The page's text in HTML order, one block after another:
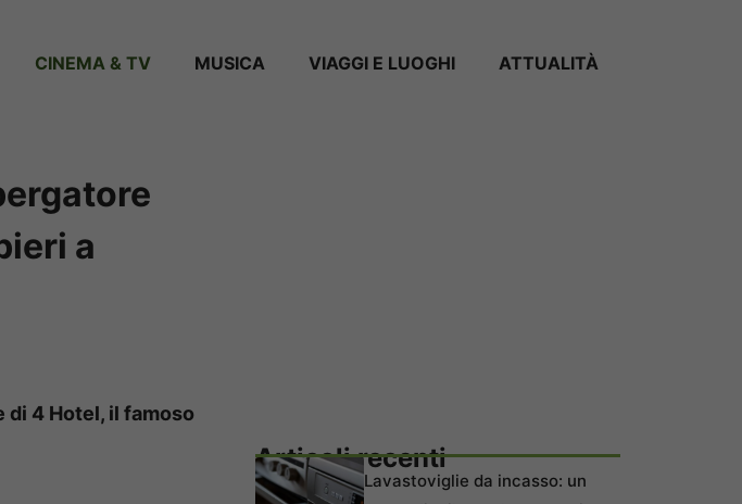
CINEMA & TV MUSICA VIAGGI E LUOGHI ATTUALITÀ
a
di 4 Hotel, il famoso
Articoli recenti
Lavastoviglie da incasso: un